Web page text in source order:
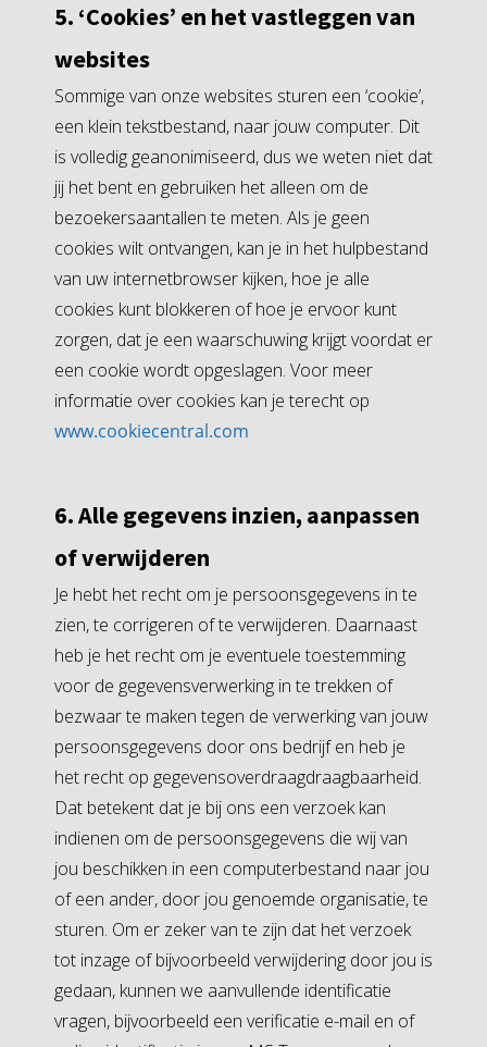
5. ‘Cookies’ en het vastleggen van
websites
Sommige van onze websites sturen een ‘cookie’,
een klein tekstbestand, naar jouw computer. Dit
is volledig geanonimiseerd, dus we weten niet dat
jij het bent en gebruiken het alleen om de
bezoekersaantallen te meten. Als je geen
cookies wilt ontvangen, kan je in het hulpbestand
van uw internetbrowser kijken, hoe je alle
cookies kunt blokkeren of hoe je ervoor kunt
zorgen, dat je een waarschuwing krijgt voordat er
een cookie wordt opgeslagen. Voor meer
informatie over cookies kan je terecht op
www.cookiecentral.com
6. Alle gegevens inzien, aanpassen
of verwijderen
Je hebt het recht om je persoonsgegevens in te
zien, te corrigeren of te verwijderen. Daarnaast
heb je het recht om je eventuele toestemming
voor de gegevensverwerking in te trekken of
bezwaar te maken tegen de verwerking van jouw
persoonsgegevens door ons bedrijf en heb je
het recht op gegevensoverdraagdraagbaarheid.
Dat betekent dat je bij ons een verzoek kan
indienen om de persoonsgegevens die wij van
jou beschikken in een computerbestand naar jou
of een ander, door jou genoemde organisatie, te
sturen. Om er zeker van te zijn dat het verzoek
tot inzage of bijvoorbeeld verwijdering door jou is
gedaan, kunnen we aanvullende identificatie
vragen, bijvoorbeeld een verificatie e-mail en of